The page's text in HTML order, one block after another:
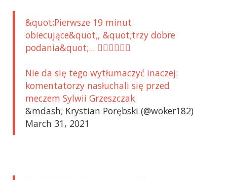
&quot;Pierwsze 19 minut
obiecujące&quot;, &quot;trzy dobre
podania&quot;... 🙆‍♂️🤦‍♂️🤷‍♂️
Nie da się tego wytłumaczyć inaczej:
komentatorzy nasłuchali się przed
meczem Sylwii Grzeszczak.
&mdash; Krystian Porębski (@woker182)
March 31, 2021